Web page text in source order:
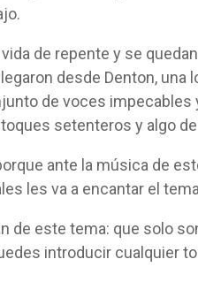
de repente y se
desde Denton, una
de voces impecables
setenteros y algo
ante la música de
les va a encantar el
de este tema: que solo
introducir cualquier